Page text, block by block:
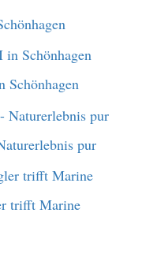
Schönhagen
pur
trifft Marine